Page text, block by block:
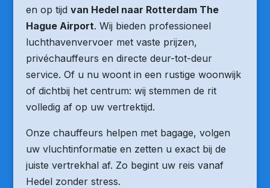
en op tijd van Hedel naar Rotterdam The
Hague Airport. Wij bieden professioneel
luchthavenvervoer met vaste prijzen,
privéchauffeurs en directe deur-tot-deur
service. Of u nu woont in een rustige woonwijk
of dichtbij het centrum: wij stemmen de rit
volledig af op uw vertrektijd.
Onze chauffeurs helpen met bagage, volgen
uw vluchtinformatie en zetten u exact bij de
juiste vertrekhal af. Zo begint uw reis vanaf
Hedel zonder stress.